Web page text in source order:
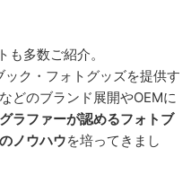
も多数ご紹介。
ク・フォトグッズを提供す
どのブランド展開やOEMに
ラファーが認めるフォトブ
ノウハウを培ってきまし